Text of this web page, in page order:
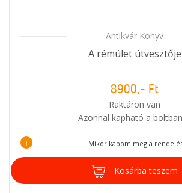
Antikvár Könyv
A rémület útvesztője
8900,- Ft
Raktáron van
Azonnal kapható a
i Mikor kapom meg a
Kosárba teszem